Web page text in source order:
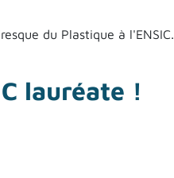
du Plastique à l'ENSIC.
lauréate !